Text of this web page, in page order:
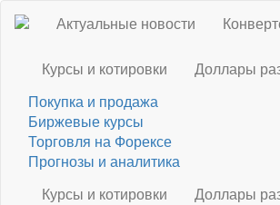
Актуальные новости
Курсы и котировки
Покупка и продажа
Биржевые курсы
Торговля на Форексе
Прогнозы и аналитика
Доллары
Курсы и котировки
Доллары